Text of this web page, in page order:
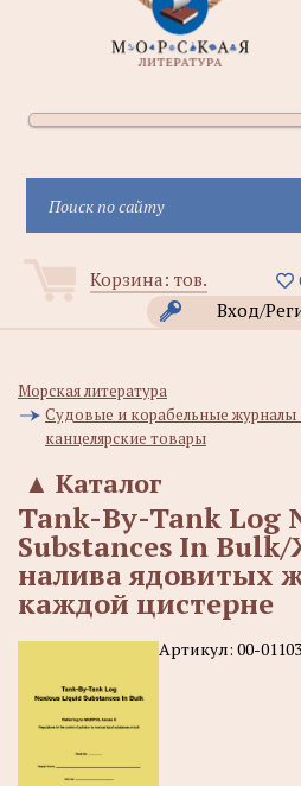
Корзина: тов.
Вход/
Морская литература
Судовые и корабельные журналы
канцелярские товары
Каталог
▲
Tank-By-Tank Log
Substances In
налива ядовитых
каждой цистерне
Артикул: 00-